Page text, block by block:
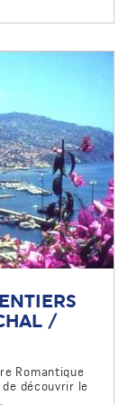
/
Romantique
découvrir le